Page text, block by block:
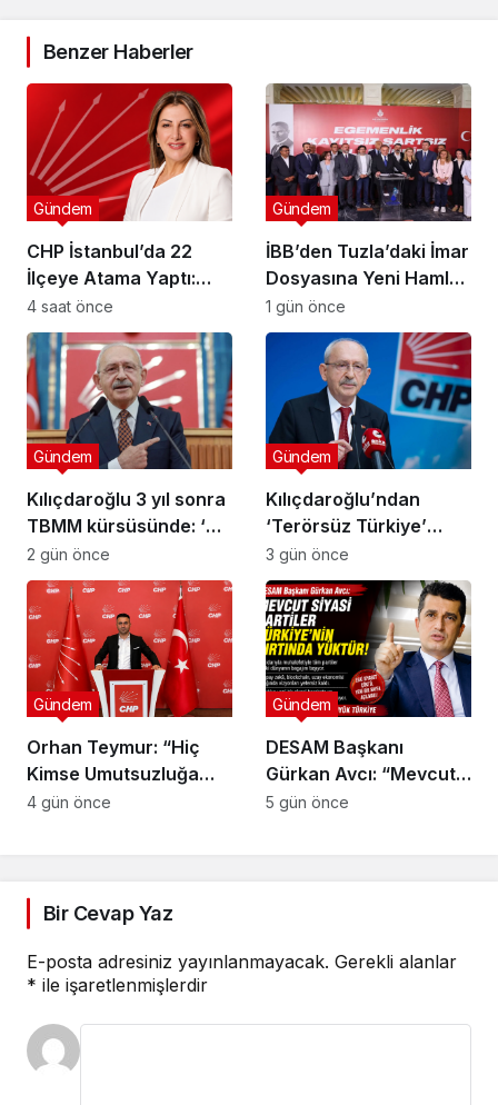
Benzer Haberler
CHP İstanbul’da 22
İlçeye Atama Yaptı:
Kartal İlçe
Başkanlığı’na Av. Neşe
Büklü Getirildi
Gündem
4 saat önce
İBB’den Tuzla’daki İmar
Dosyasına Yeni Hamle:
“Mesele Siyaset Değil,
Kamu Yararı”
Gündem
1 gün önce
Kılıçdaroğlu 3 yıl sonra
TBMM kürsüsünde: ‘Biz
çalıp çırpmayı bilmeyiz’
Gündem
2 gün önce
Kılıçdaroğlu’ndan
‘Terörsüz Türkiye’
mesajı: ‘Terörün
bitmesi ve üniter yapı
kırmızı çizgimizdir’
Gündem
3 gün önce
Orhan Teymur: “Hiç
Kimse Umutsuzluğa
Kapılmasın”
Gündem
4 gün önce
DESAM Başkanı
Gürkan Avcı: “Mevcut
Siyasi Partiler
Gündem
5 gün önce
Bir Cevap Yaz
E-posta adresiniz yayınlanmayacak. Gerekli alanlar
* ile işaretlenmişlerdir